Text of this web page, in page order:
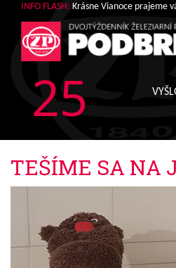
INFO FLASH: Krásne Vianoce prajeme
25
TEŠÍME SA NA